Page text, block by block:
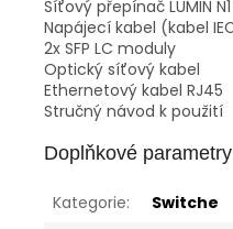
Síťový přepínač LUMIN N1
Napájecí kabel (kabel
2x SFP LC moduly
Optický síťový kabel
Ethernetový kabel RJ45
Stručný návod k použití
Doplňkové parametry
Kategorie:
Switche